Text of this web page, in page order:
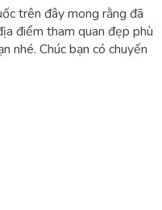
trên đây mong rằng đã
điểm tham quan đẹp phù
nhé. Chúc bạn có chuyến